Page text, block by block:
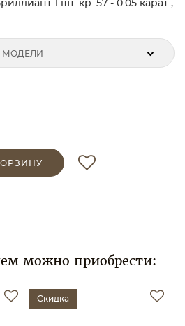
1 шт. кр. 57 - 0.05 карат ,
МОДЕЛИ
можно приобрести:
Скидка